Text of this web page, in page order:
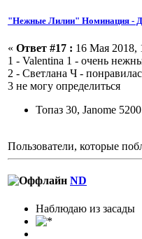
"Нежные Лилии" Номинация -
« Ответ #17 : 16 Мая 2018,
1 - Valentina 1 - очень
2 - Светлана Ч -
3 не могу определиться
Топаз 30, Janome 5200
Пользователи, которые
ND
Наблюдаю из засады